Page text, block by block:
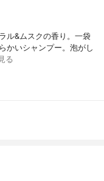
ル&ムスクの香り。一袋
かいシャンプー。泡がし
る